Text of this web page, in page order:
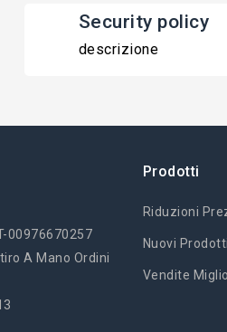
Security policy
descrizione
00976670257
A Mano Ordini
Prodotti
Riduzioni
Nuovi Prodotti
Vendite